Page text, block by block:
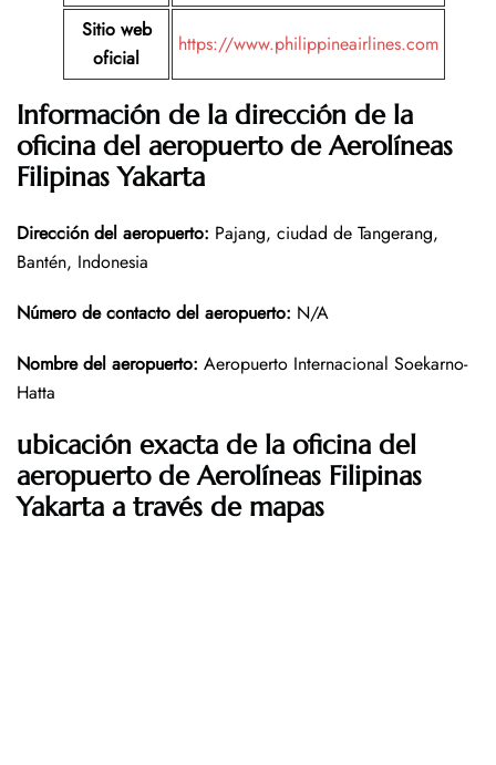
Sitio web
oficial
https://www.philippineairlines.com
Información de la dirección de la
oficina del aeropuerto de Aerolíneas
Filipinas Yakarta
Dirección del aeropuerto: Pajang, ciudad de Tangerang,
Bantén, Indonesia
Número de contacto del aeropuerto: N/A
Nombre del aeropuerto: Aeropuerto Internacional Soekarno-
Hatta
ubicación exacta de la oficina del
aeropuerto de Aerolíneas Filipinas
Yakarta a través de mapas